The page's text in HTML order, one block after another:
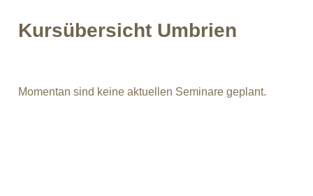
Kursübersicht Umbrien
Momentan sind keine aktuellen Seminare geplant.